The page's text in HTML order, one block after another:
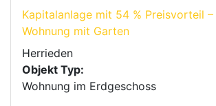
Kapitalanlage mit 54 % Preisvorteil –
Wohnung mit Garten
Herrieden
Objekt Typ:
Wohnung im Erdgeschoss